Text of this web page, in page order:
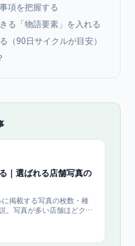
項を把握する
る「物語要素」を入れる
（90日サイクルが目安）
｜選ばれる店舗写真の
掲載する写真の枚数・種
。写真が多い店舗ほどクリ
とめました。